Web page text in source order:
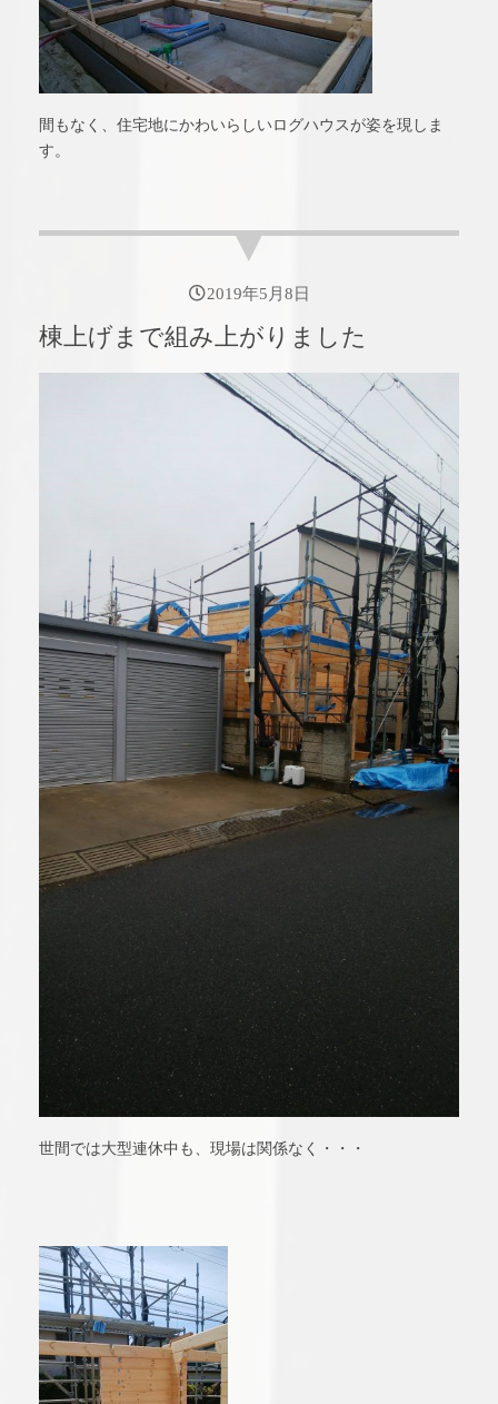
間もなく、住宅地にかわいらしいログハウスが姿を現しま
す。
2019年5月8日
棟上げまで組み上がりました
世間では大型連休中も、現場は関係なく・・・